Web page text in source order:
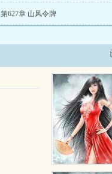
第627章 山风令牌